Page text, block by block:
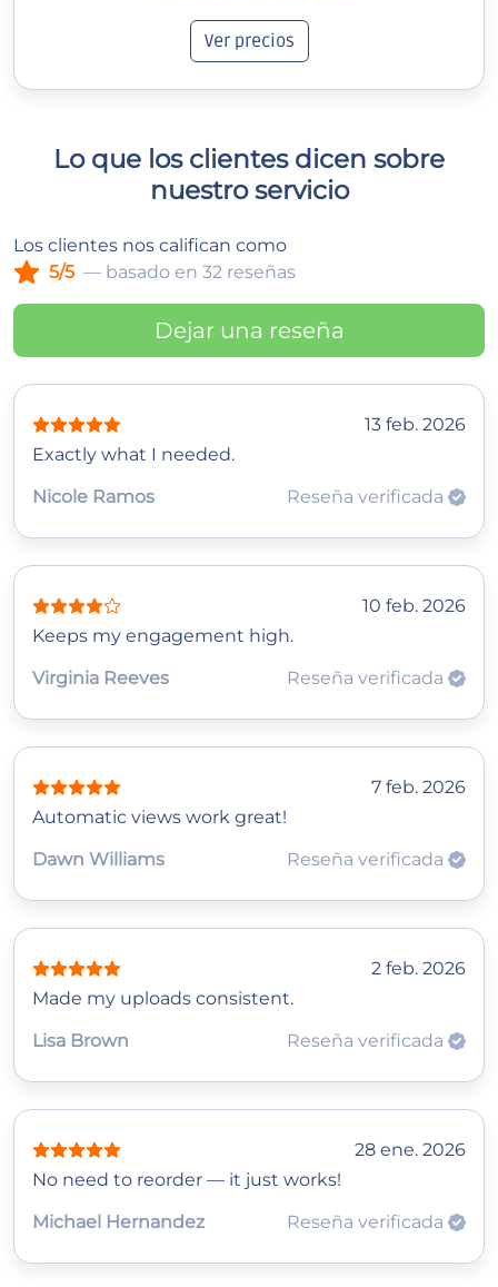
Ver precios
Lo que los clientes dicen sobre
nuestro servicio
Los clientes nos califican como
5/5 — basado en 32 reseñas
Dejar una reseña
13 feb. 2026
Exactly what I needed.
Nicole Ramos
Reseña verificada
10 feb. 2026
Keeps my engagement high.
Virginia Reeves
Reseña verificada
7 feb. 2026
Automatic views work great!
Dawn Williams
Reseña verificada
2 feb. 2026
Made my uploads consistent.
Lisa Brown
Reseña verificada
28 ene. 2026
No need to reorder — it just works!
Michael Hernandez
Reseña verificada